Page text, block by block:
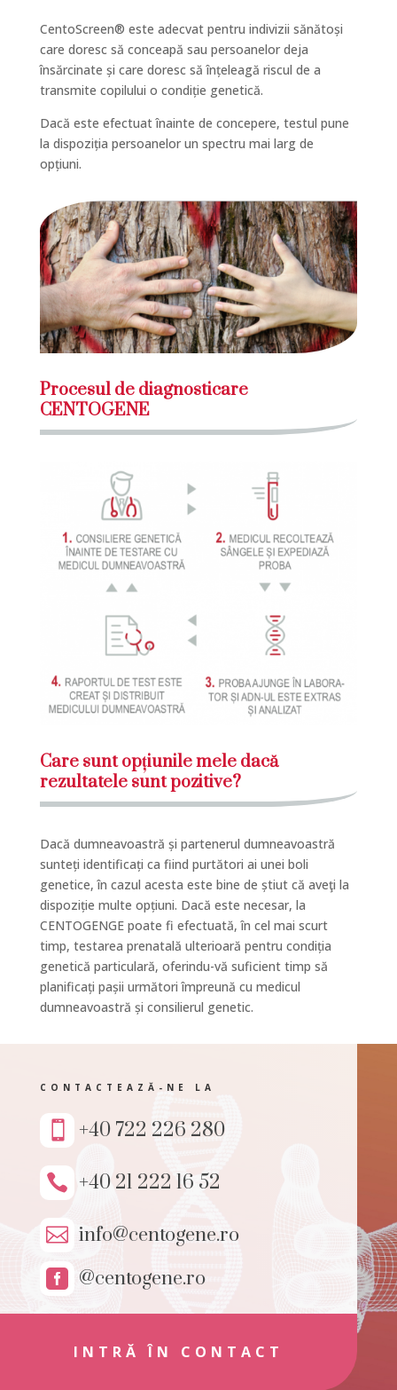
CentoScreen® este adecvat pentru indivizii sănătoși
care doresc să conceapă sau persoanelor deja
însărcinate și care doresc să înțeleagă riscul de a
transmite copilului o condiție genetică.
Dacă este efectuat înainte de concepere, testul pune
la dispoziția persoanelor un spectru mai larg de
opțiuni.
Procesul de diagnosticare
CENTOGENE
Care sunt opțiunile mele dacă
rezultatele sunt pozitive?
Dacă dumneavoastră și partenerul dumneavoastră
sunteți identificați ca fiind purtători ai unei boli
genetice, în cazul acesta este bine de știut că aveţi la
dispoziție multe opțiuni. Dacă este necesar, la
CENTOGENGE poate fi efectuată, în cel mai scurt
timp, testarea prenatală ulterioară pentru condiția
genetică particulară, oferindu-vă suficient timp să
planificați pașii următori împreună cu medicul
dumneavoastră și consilierul genetic.
CONTACTEAZĂ-NE LA
+40 722 226 280
 +40 21 222 16 52
 info@centogene.ro
 @centogene.ro
INTRĂ ÎN CONTACT